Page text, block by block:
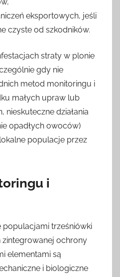
eksportowych, jeśli
czyste od szkodników.
straty w plonie
gdy nie
metod monitoringu i
małych upraw lub
działania
opadłych owoców)
populacje przez
i
populacjami trześniówki
zintegrowanej ochrony
elementami są
i biologiczne